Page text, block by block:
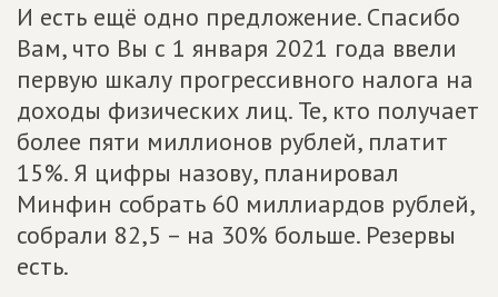
И есть ещё одно предложение. Спасибо
Вам, что Вы с 1 января 2021 года ввели
первую шкалу прогрессивного налога на
доходы физических лиц. Те, кто получает
более пяти миллионов рублей, платит
15%. Я цифры назову, планировал
Минфин собрать 60 миллиардов рублей,
собрали 82,5 – на 30% больше. Резервы
есть.